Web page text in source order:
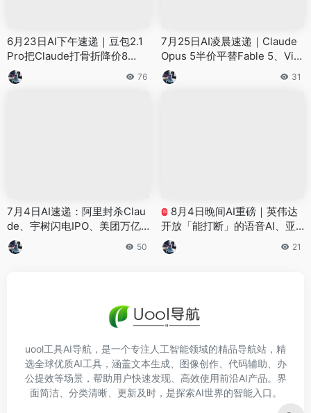
6月23日AI下午速递｜豆包2.1
Pro把Claude打骨折降价8
0%、智源数字分身一人当20个
论坛、AWS外卖AI芯片挑战英
76
7月25日AI凌晨速递｜Claude
Opus 5半价平替Fable 5、Vivi
x发布实时互动AI视频、DeepS
eek旧API今日退役——8件大
31
7月4日AI速递：阿里封杀Clau
de、宇树闪电IPO、美团万亿
大模型登场——AI圈一天炸8个
大事件
50
N
8月4日晚间AI重磅｜英伟达
开放「能打断」的语音AI、亚
马逊AI写代码烧掉1215万、De
epSeek划下「斩杀线」——8
21
uool工具AI导航，是一个专注人工智能领域的精品导航站，精
选全球优质AI工具，涵盖文本生成、图像创作、代码辅助、办
公提效等场景，帮助用户快速发现、高效使用前沿AI产品。界
面简洁、分类清晰、更新及时，是探索AI世界的智能入口。